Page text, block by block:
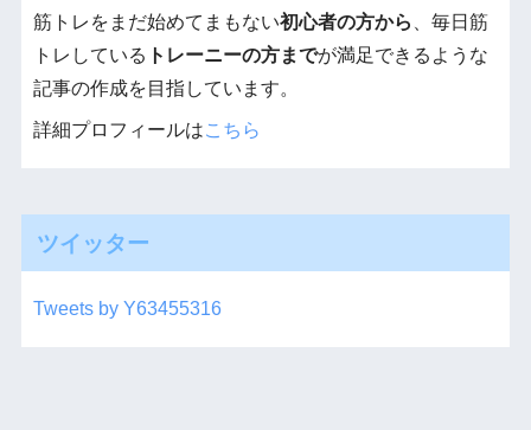
筋トレをまだ始めてまもない初心者の方から
、毎日筋
トレしている トレーニーの方までが満足できるような
記事の作成を目指しています。
詳細プロフィールはこちら
ツイッター
Tweets by Y63455316